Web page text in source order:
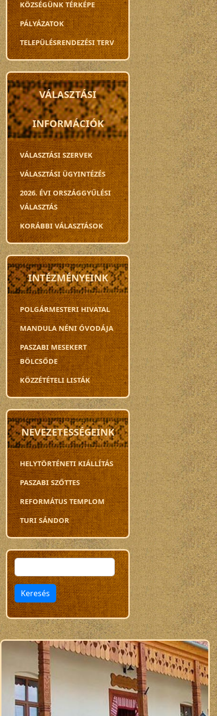
KÖZSÉGÜNK TÉRKÉPE
PÁLYÁZATOK
TELEPÜLÉSRENDEZÉSI TERV
VÁLASZTÁSI
INFORMÁCIÓK
VÁLASZTÁSI SZERVEK
VÁLASZTÁSI ÜGYINTÉZÉS
2026. ÉVI ORSZÁGGYŰLÉSI
VÁLASZTÁS
KORÁBBI VÁLASZTÁSOK
INTÉZMÉNYEINK
POLGÁRMESTERI HIVATAL
MANDULA NÉNI ÓVODÁJA
PASZABI MESEKERT
BÖLCSŐDE
KÖZZÉTÉTELI LISTÁK
NEVEZETESSÉGEINK
HELYTÖRTÉNETI KIÁLLÍTÁS
PASZABI SZŐTTES
REFORMÁTUS TEMPLOM
TURI SÁNDOR
Keresés
Keresés